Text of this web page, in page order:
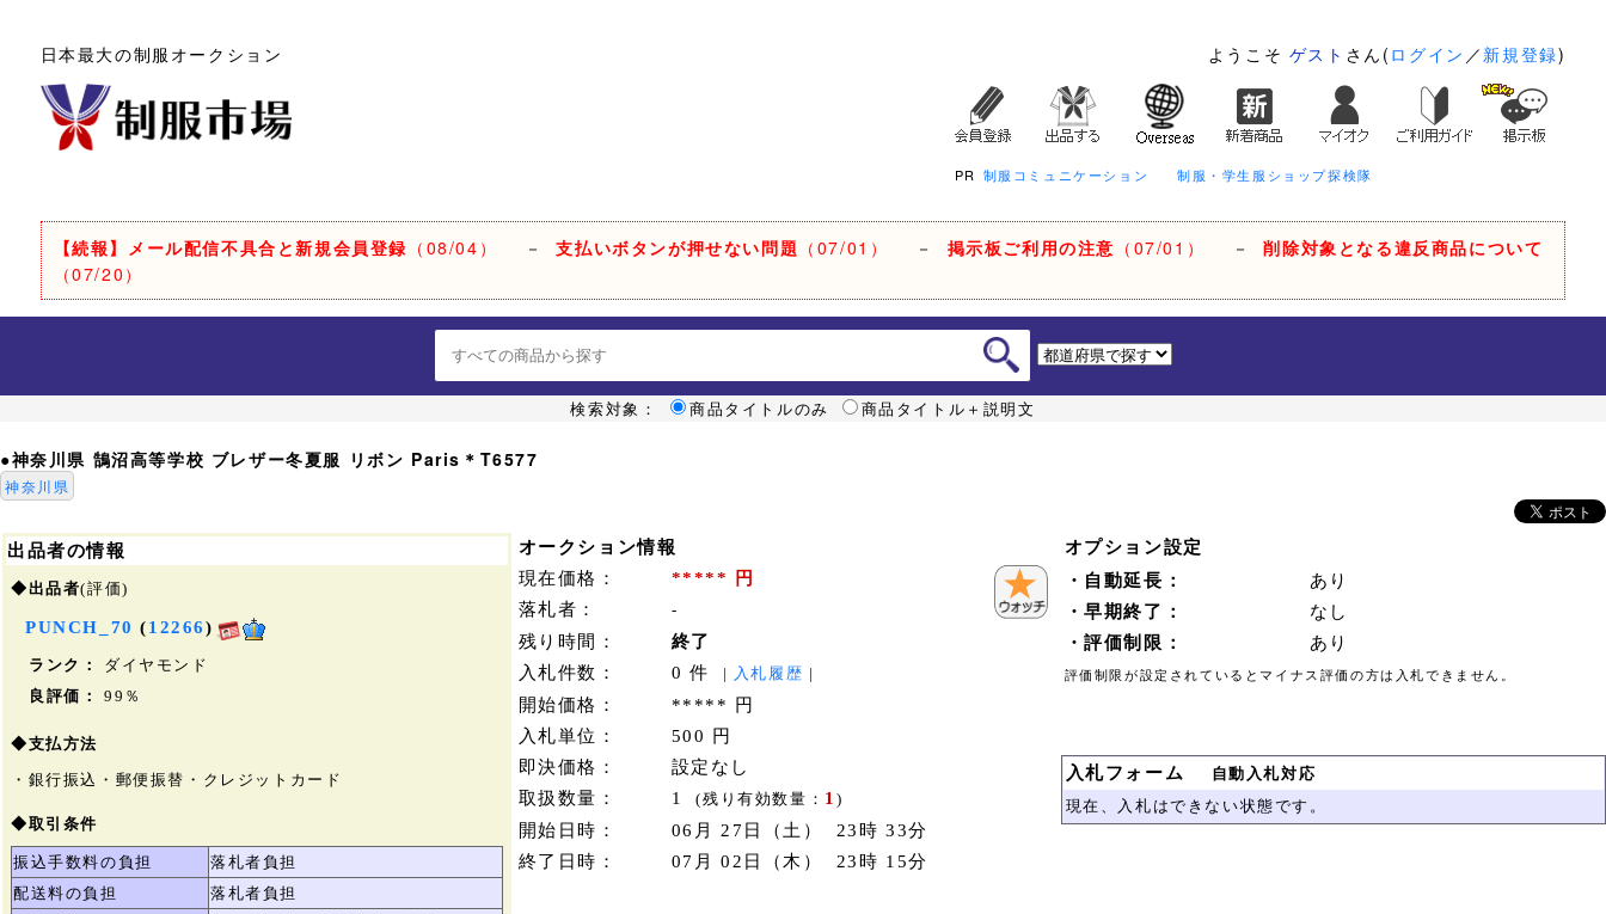
日本最大の制服オークション ようこそ ゲスト さん( ログイン ／ 新規登録)
PR 制服コミュニケーション 制服・学生服ショップ探検隊
【続報】メール配信不具合と新規会員登録 （08/04） －支払いボタンが押せない問題 （07/01） － 掲示板ご利用の注意 （07/01） －削除対象となる違反商品について
（07/20）
検索対象： 商品タイトルのみ 商品タイトル＋説明文
●神奈川県 鵠沼高等学校 ブレザー冬夏服 リボン Paris＊T6577
神奈川県
オークション情報
現在価格：
***** 円
落札者：
-
残り時間：
終了
入札件数：
0 件 | 入札履歴 |
開始価格：
***** 円
入札単位：
500 円
即決価格：
設定なし
取扱数量：
1(残り有効数量： 1 )
開始日時：
06月 27日（土） 23時 33分
終了日時：
07月 02日（木） 23時 15分
オプション設定
・自動延長：
あり
・早期終了：
なし
・評価制限：
あり
評価制限が設定されているとマイナス評価の方は入札できません。
入札フォーム
自動入札対応
現在、入札はできない状態です。
出品者の情報
◆出品者(評価)
PUNCH_70 (12266)
ランク：
ダイヤモンド
良評価：
99％
◆支払方法
・銀行振込・郵便振替・クレジットカード
◆取引条件
振込手数料の負担
落札者負担
配送料の負担
落札者負担